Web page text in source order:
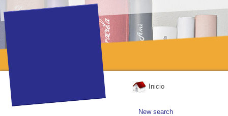
Inicio
New search